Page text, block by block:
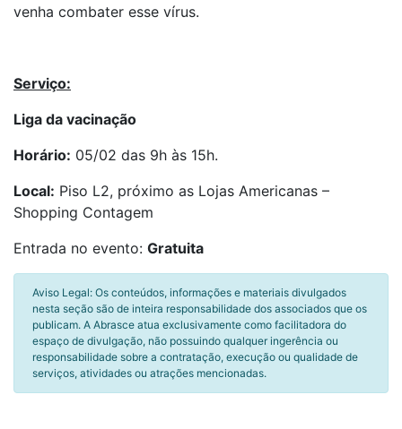
venha combater esse vírus.
Serviço:
Liga da vacinação
Horário: 05/02 das 9h às 15h.
Local: Piso L2, próximo as Lojas Americanas –
Shopping Contagem
Entrada no evento: Gratuita
Aviso Legal: Os conteúdos, informações e materiais divulgados
nesta seção são de inteira responsabilidade dos associados que os
publicam. A Abrasce atua exclusivamente como facilitadora do
espaço de divulgação, não possuindo qualquer ingerência ou
responsabilidade sobre a contratação, execução ou qualidade de
serviços, atividades ou atrações mencionadas.